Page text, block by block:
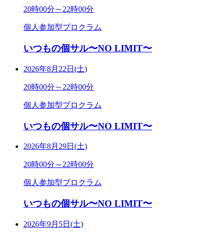
20時00分～22時00分
個人参加型プロクラム
いつもの個サル〜NO LIMIT〜
2026年8月22日(土)
20時00分～22時00分
個人参加型プロクラム
いつもの個サル〜NO LIMIT〜
2026年8月29日(土)
20時00分～22時00分
個人参加型プロクラム
いつもの個サル〜NO LIMIT〜
2026年9月5日(土)